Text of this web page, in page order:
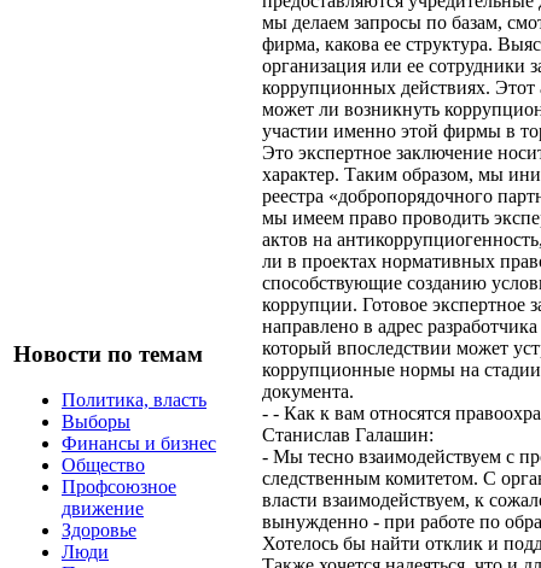
Новости по темам
Политика, власть
Выборы
Финансы и бизнес
Общество
Профсоюзное
движение
Здоровье
Люди
мы делаем запросы по базам,
фирма, какова ее структура.
организация или ее сотрудники
коррупционных действиях. Этот
может ли возникнуть
участии именно этой фирмы в
Это экспертное заключение
характер. Таким образом, мы
реестра «добропорядочного
мы имеем право проводить
актов на
ли в проектах нормативных
способствующие созданию
коррупции. Готовое экспертное
направлено в адрес
который впоследствии может
коррупционные нормы на стадии
документа.
- - Как к вам относятся
Станислав Галашин:
- Мы тесно взаимодействуем с
следственным комитетом. С
власти взаимодействуем, к
вынужденно - при работе по
Хотелось бы найти отклик и